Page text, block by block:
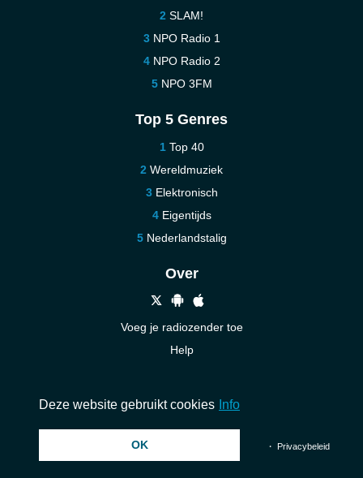
SLAM!
NPO Radio 1
NPO Radio 2
NPO 3FM
Top 5 Genres
Top 40
Wereldmuziek
Elektronisch
Eigentijds
Nederlandstalig
Over
Voeg je radiozender toe
Help
© 2026 InstantAudio. Alle rechten voorbehouden. ・ ・ Privacybeleid
Deze website gebruikt cookies Info
OK